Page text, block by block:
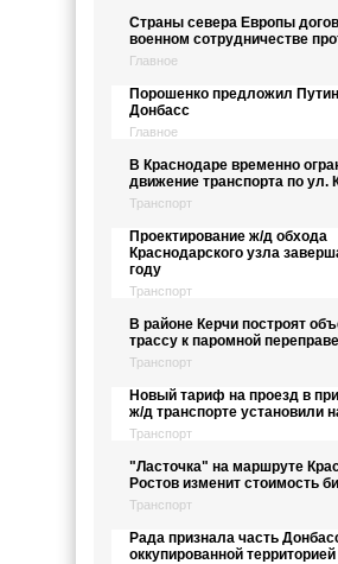
Страны севера Европы
военном сотрудничестве
Главное
Порошенко предложил
Донбасс
Главное
В Краснодаре временно
движение транспорта по ул.
Транспорт
Проектирование ж/д обхода
Краснодарского узла
году
Транспорт
В районе Керчи построят
трассу к паромной переправе
Транспорт
Новый тариф на проезд в
ж/д транспорте установили
Транспорт
"Ласточка" на маршруте
Ростов изменит стоимость
Транспорт
Рада признала часть
оккупированной территорией